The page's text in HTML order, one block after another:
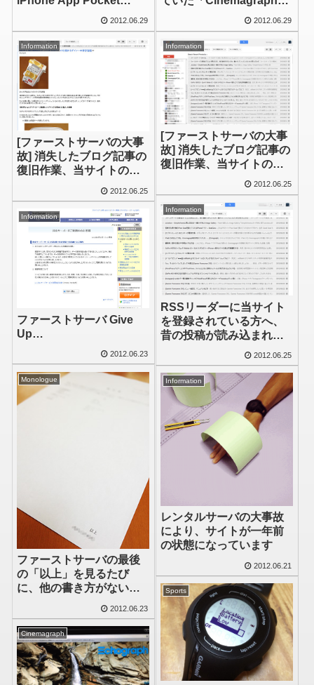
Frogs アンケート復旧し
ました
2012.06.29
Gallery」復活しました
2012.06.29
Information
[ファーストサーバの大事
故] 消失したブログ記事の
復旧作業、当サイトの場
合(2): Googleリーダーか
ら
2012.06.25
Information
[ファーストサーバの大事
故] 消失したブログ記事の
復旧作業、当サイトの場
合(1): Google検索のキャ
ッシュから
2012.06.25
Information
RSSリーダーに当サイト
を登録されている方へ、
昔の投稿が読み込まれま
2012.06.25
Information
ファーストサーバ Give
Up…
2012.06.23
Monologue
ファーストサーバの最後
の「以上」を見るたび
に、他の書き方がないの
ゃないかと思うんだけど
2012.06.23
Information
レンタルサーバの大事故
により、サイトが一年前
の状態になっています
2012.06.21
Sports
Cinemagraph